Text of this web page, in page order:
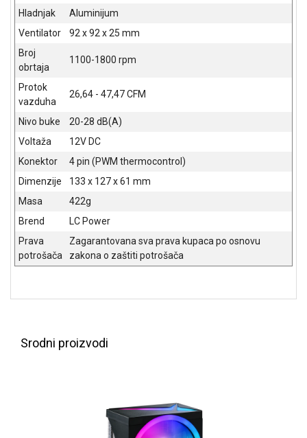
SIGURNOSNA
OPREMA
SOFTWARE
KABLOVI I
ADAPTERI
MATERIJAL
ZA
KUĆU
ŠKOLSKI
PRIBOR
BICIKLE
Hladnjak
Aluminijum
Ventilator
92 x 92 x 25 mm
Broj
obrtaja
1100-1800 rpm
Protok
vazduha
26,64 - 47,47 CFM
Nivo buke
20-28 dB(A)
Voltaža
12V DC
Konektor
4 pin (PWM thermocontrol)
Dimenzije
133 x 127 x 61 mm
Masa
422g
Brend
LC Power
Prava
potrošača
Zagarantovana sva prava kupaca po osnovu
zakona o zaštiti potrošača
Srodni proizvodi